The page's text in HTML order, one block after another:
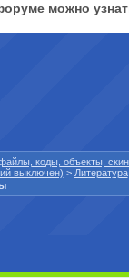
можно
коды, объекты,
выключен) > Литература